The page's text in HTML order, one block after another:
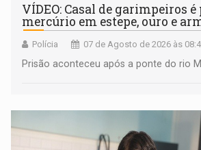
VÍDEO: Casal de garimpeiros
mercúrio em estepe, ouro e
Polícia 07 de Agosto de 2026 às
Prisão aconteceu após a ponte do rio